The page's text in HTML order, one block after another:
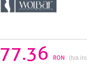
77.36 RON (tva